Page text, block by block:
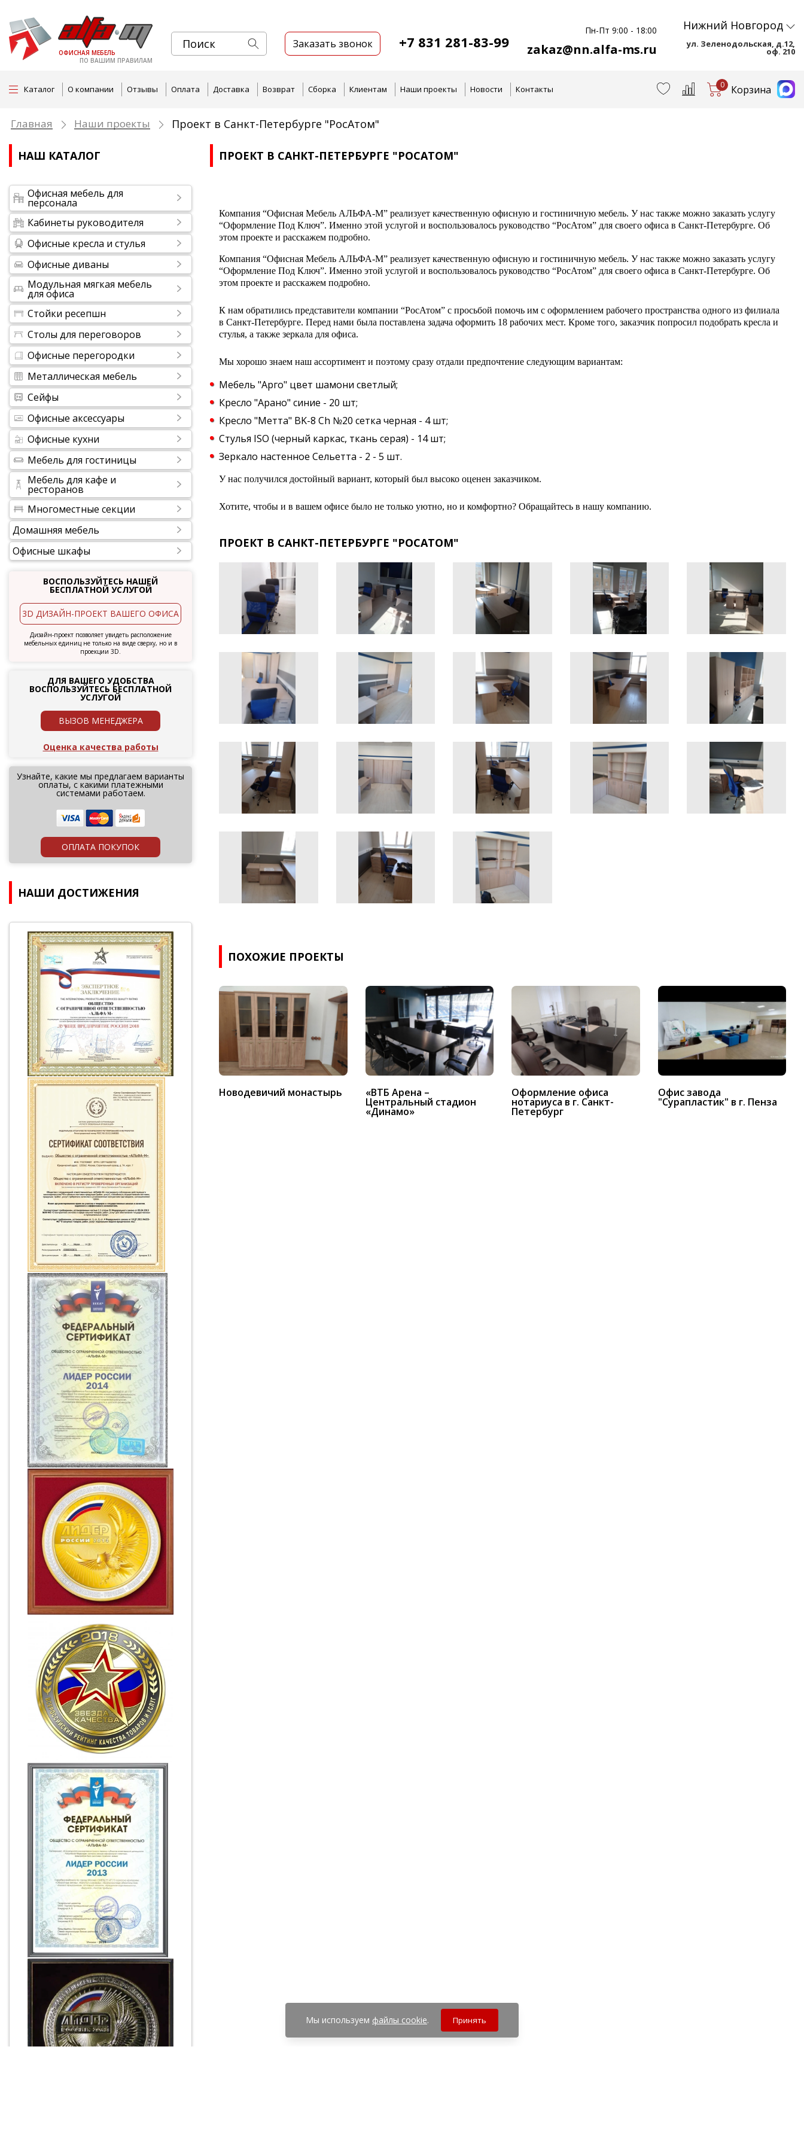
ОФИСНАЯ МЕБЕЛЬ
ПО ВАШИМ ПРАВИЛАМ
Заказать звонок +7 831 281-83-99
Пн-Пт 9:00 - 18:00
zakaz@nn.alfa-ms.ru
Нижний Новгород
ул. Зеленодольская, д.12,
оф. 210
Каталог О компании Отзывы Оплата Доставка Возврат Сборка Клиентам Наши проекты Новости Контакты 0 Корзина
Главная Наши проекты Проект в Санкт-Петербурге "РосАтом"
НАШ КАТАЛОГ
Офисная мебель для
персонала
Кабинеты руководителя
Офисные кресла и стулья
Офисные диваны
Модульная мягкая мебель
для офиса
Стойки ресепшн
Столы для переговоров
Офисные перегородки
Металлическая мебель
Сейфы
Офисные аксессуары
Офисные кухни
Мебель для гостиницы
Мебель для кафе и
ресторанов
Многоместные секции
Домашняя мебель
Офисные шкафы
ВОСПОЛЬЗУЙТЕСЬ НАШЕЙ
БЕСПЛАТНОЙ УСЛУГОЙ
3D ДИЗАЙН-ПРОЕКТ ВАШЕГО ОФИСА
Дизайн-проект позволяет увидеть расположение
мебельных единиц не только на виде сверху, но и в
проекции 3D.
ДЛЯ ВАШЕГО УДОБСТВА
ВОСПОЛЬЗУЙТЕСЬ БЕСПЛАТНОЙ
УСЛУГОЙ
ВЫЗОВ МЕНЕДЖЕРА
Оценка качества работы
Узнайте, какие мы предлагаем варианты
оплаты, с какими платежными
системами работаем.
ОПЛАТА ПОКУПОК
НАШИ ДОСТИЖЕНИЯ
ПРОЕКТ В САНКТ-ПЕТЕРБУРГЕ "РОСАТОМ"
Компания “Офисная Мебель АЛЬФА-М” реализует качественную офисную и гостиничную мебель. У нас также можно заказать услугу
“Оформление Под Ключ”. Именно этой услугой и воспользовалось руководство “РосАтом” для своего офиса в Санкт-Петербурге. Об
этом проекте и расскажем подробно.
Компания “Офисная Мебель АЛЬФА-М” реализует качественную офисную и гостиничную мебель. У нас также можно заказать услугу
“Оформление Под Ключ”. Именно этой услугой и воспользовалось руководство “РосАтом” для своего офиса в Санкт-Петербурге. Об
этом проекте и расскажем подробно.
К нам обратились представители компании “РосАтом” с просьбой помочь им с оформлением рабочего пространства одного из филиала
в Санкт-Петербурге. Перед нами была поставлена задача оформить 18 рабочих мест. Кроме того, заказчик попросил подобрать кресла и
стулья, а также зеркала для офиса.
Мы хорошо знаем наш ассортимент и поэтому сразу отдали предпочтение следующим вариантам:
Мебель "Арго" цвет шамони светлый;
Кресло "Арано" синие - 20 шт;
Кресло "Метта" BK-8 Ch №20 сетка черная - 4 шт;
Стулья ISO (черный каркас, ткань серая) - 14 шт;
Зеркало настенное Сельетта - 2 - 5 шт.
У нас получился достойный вариант, который был высоко оценен заказчиком.
Хотите, чтобы и в вашем офисе было не только уютно, но и комфортно? Обращайтесь в нашу компанию.
ПРОЕКТ В САНКТ-ПЕТЕРБУРГЕ "РОСАТОМ"
ПОХОЖИЕ ПРОЕКТЫ
Новодевичий монастырь «ВТБ Арена –
Центральный стадион
«Динамо»
Оформление офиса
нотариуса в г. Санкт-
Петербург
Офис завода
"Сурапластик" в г. Пенза
Мы используем файлы cookie. Принять